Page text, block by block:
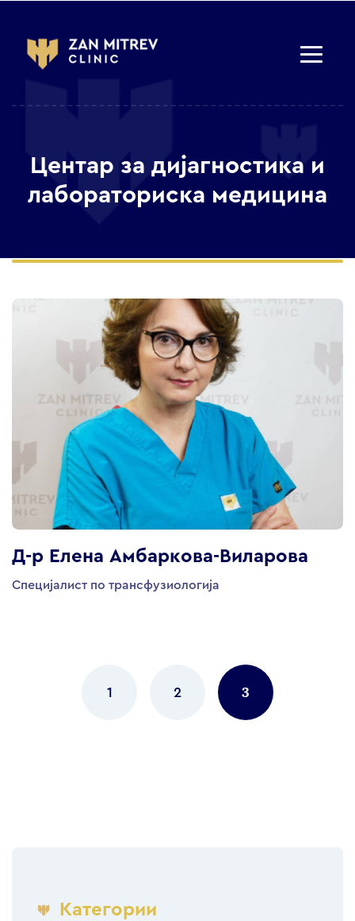
Центар за дијагностика и
лабораториска медицина
Д-р Елена Амбаркова-Виларова
Специјалист по трансфузиологија
navigation
1 2 3
Категории